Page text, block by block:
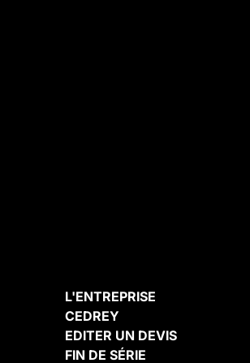
L'ENTREPRISE
CEDREY
EDITER UN DEVIS
FIN DE SÉRIE